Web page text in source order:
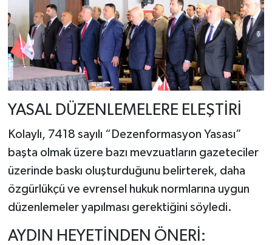
YASAL DÜZENLEMELERE ELEŞTİRİ
Kolaylı, 7418 sayılı “Dezenformasyon Yasası”
başta olmak üzere bazı mevzuatların gazeteciler
üzerinde baskı oluşturduğunu belirterek, daha
özgürlükçü ve evrensel hukuk normlarına uygun
düzenlemeler yapılması gerektiğini söyledi.
AYDIN HEYETİNDEN ÖNERİ: